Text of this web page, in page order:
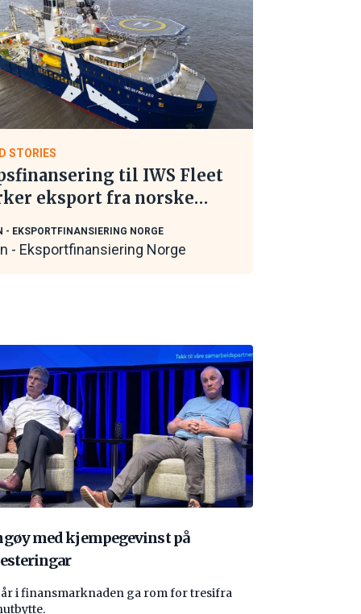
STORIES
til IWS Fleet
eksport fra norske
- EKSPORTFINANSIERING NORGE
- Eksportfinansiering Norge
med kjempegevinst på
i finansmarknaden ga rom for tresifra